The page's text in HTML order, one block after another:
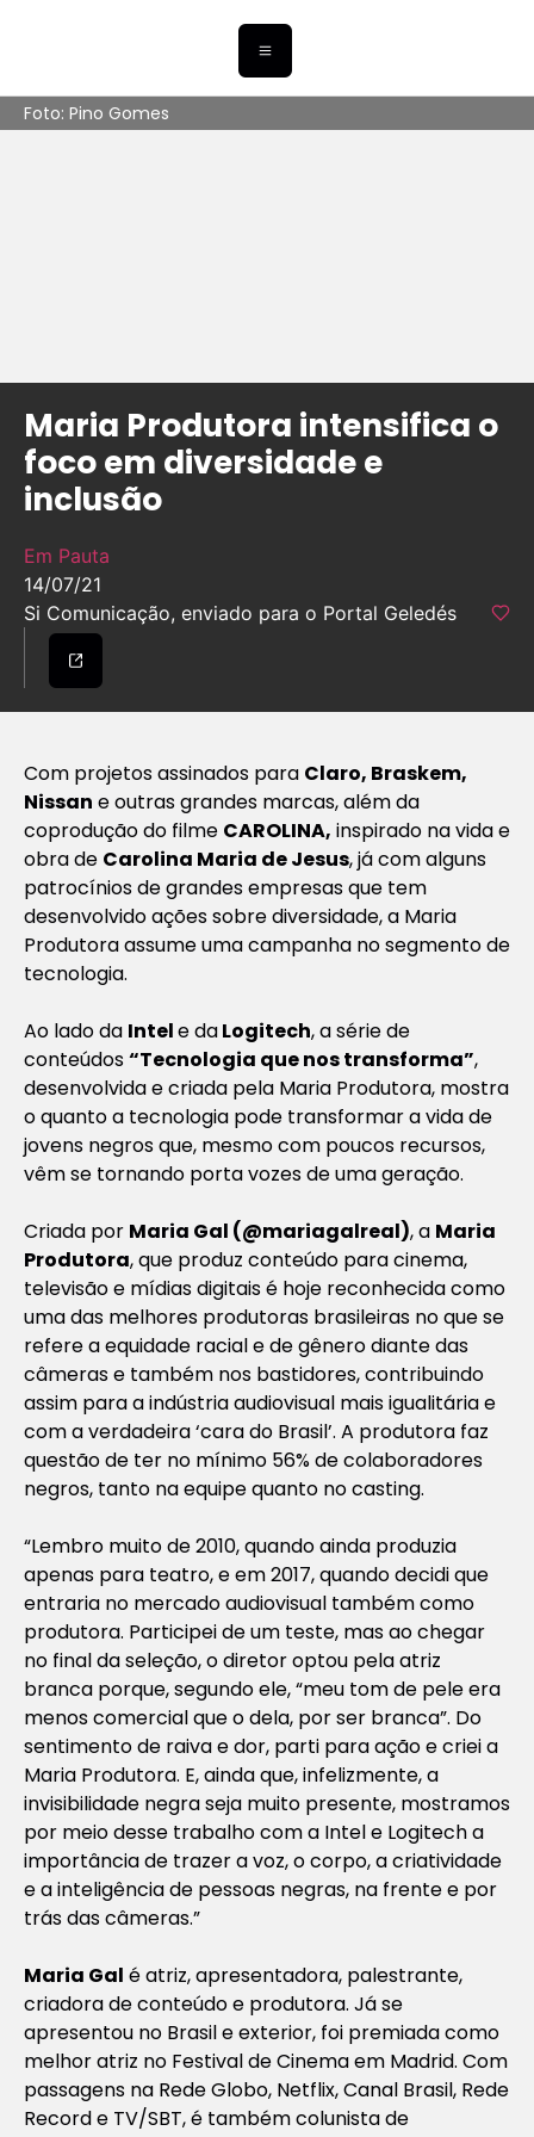
Foto: Pino Gomes
Maria Produtora intensifica o
foco em diversidade e
inclusão
Em Pauta
14/07/21
Si Comunicação, enviado para o Portal Geledés
Com projetos assinados para Claro, Braskem,
Nissan e outras grandes marcas, além da
coprodução do filme CAROLINA, inspirado na vida e
obra de Carolina Maria de Jesus, já com alguns
patrocínios de grandes empresas que tem
desenvolvido ações sobre diversidade, a Maria
Produtora assume uma campanha no segmento de
tecnologia.
Ao lado da Intele daLogitech, a série de
conteúdos“Tecnologia que nos transforma”,
desenvolvida e criada pela Maria Produtora, mostra
o quanto a tecnologia pode transformar a vida de
jovens negros que, mesmo com poucos recursos,
vêm se tornando porta vozes de uma geração.
Criada por Maria Gal (@mariagalreal), a Maria
Produtora, que produz conteúdo para cinema,
televisão e mídias digitais é hoje reconhecida como
uma das melhores produtoras brasileiras no que se
refere a equidade racial e de gênero diante das
câmeras e também nos bastidores, contribuindo
assim para a indústria audiovisual mais igualitária e
com a verdadeira ‘cara do Brasil’. A produtora faz
questão de ter no mínimo 56% de colaboradores
negros, tanto na equipe quanto no casting.
“Lembro muito de 2010, quando ainda produzia
apenas para teatro, e em 2017, quando decidi que
entraria no mercado audiovisual também como
produtora. Participei de um teste, mas ao chegar
no final da seleção, o diretor optou pela atriz
branca porque, segundo ele, “meu tom de pele era
menos comercial que o dela, por ser branca”. Do
sentimento de raiva e dor, parti para ação e criei a
Maria Produtora. E, ainda que, infelizmente, a
invisibilidade negra seja muito presente, mostramos
por meio desse trabalho com a Intel e Logitech a
importância de trazer a voz, o corpo, a criatividade
e a inteligência de pessoas negras, na frente e por
trás das câmeras.”
Maria Gal é atriz, apresentadora, palestrante,
criadora de conteúdo e produtora. Já se
apresentou no Brasil e exterior, foi premiada como
melhor atriz no Festival de Cinema em Madrid. Com
passagens na Rede Globo, Netflix, Canal Brasil, Rede
Record e TV/SBT, é também colunista de